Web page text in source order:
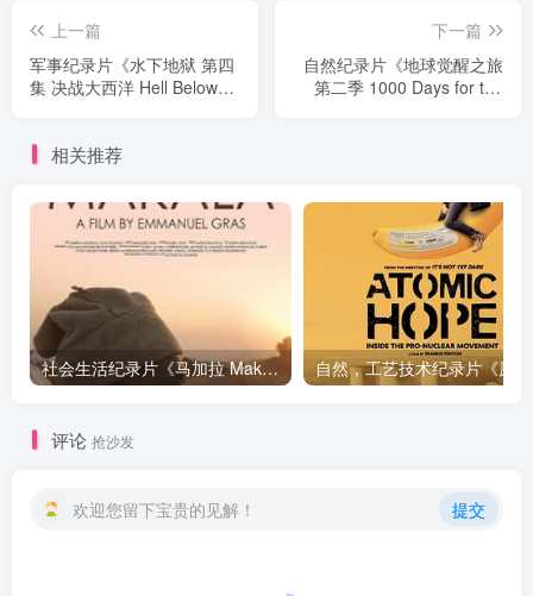
上一篇
军事纪录片《水下地狱 第四
集 决战大西洋 Hell Below
下一篇
自然纪录片《地球觉醒之旅
第二季 1000 Days for the
相关推荐
社会生活纪录片《马加拉 Makala》下载
评论 抢沙发
欢迎您留下宝贵的见解！ 提交